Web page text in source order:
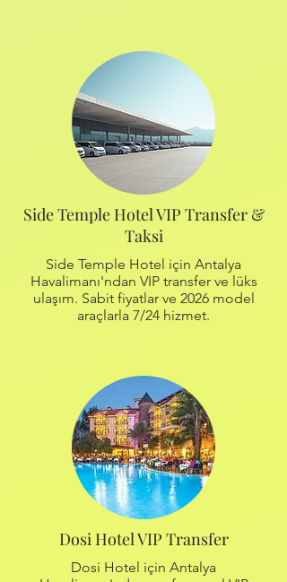
Side Temple Hotel VIP Transfer &
Taksi
Side Temple Hotel için Antalya
Havalimanı'ndan VIP transfer ve lüks
ulaşım. Sabit fiyatlar ve 2026 model
araçlarla 7/24 hizmet.
Dosi Hotel VIP Transfer
Dosi Hotel için Antalya